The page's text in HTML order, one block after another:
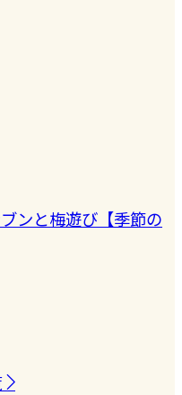
ンと梅遊び【季節の